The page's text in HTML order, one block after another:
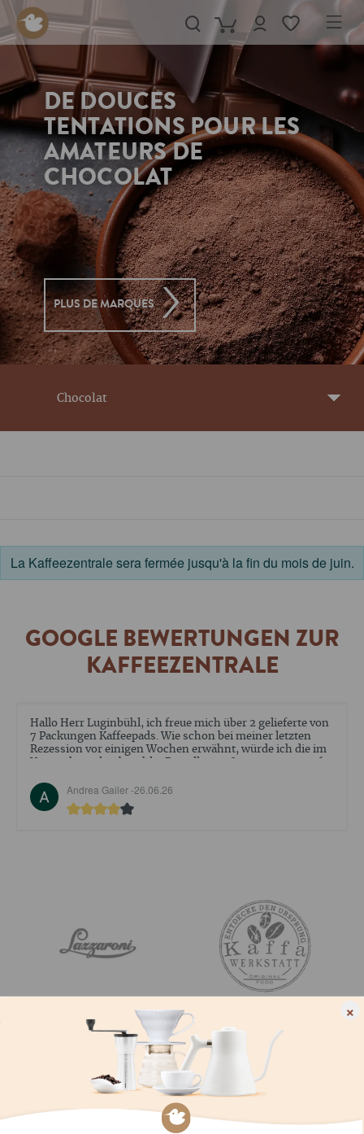
content
DE DOUCES
TENTATIONS POUR LES
AMATEURS DE
CHOCOLAT
PLUS DE MARQUES
Chocolat
×
La Kaffeezentrale sera fermée jusqu'à la fin du mois de juin.
GOOGLE BEWERTUNGEN ZUR
KAFFEEZENTRALE
Die Reparatur meiner Espressomaschine ist noch nicht
abgeschlossen. Aber der Empfang ind Beratung war sehr
positiv .
Walter Ehrler -09.05.26
LE CAFÉ AIME LA NEWSLETTER - TOI AUSSI ?